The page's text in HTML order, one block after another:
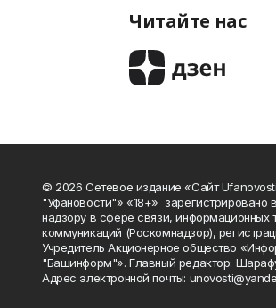
Читайте нас
© 2026 Сетевое издание «Сайт
"Уфановости"» «18+»
надзору в сфере связи, информационных
коммуникаций (Роскомнадзор),
Учредитель Акционерное общество
"Башинформ"». Главный редактор:
Адрес электронной почты: